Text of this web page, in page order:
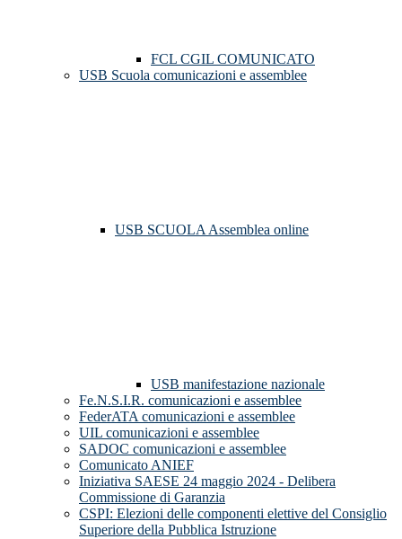
FCL CGIL COMUNICATO
USB Scuola comunicazioni e assemblee
USB SCUOLA Assemblea online
USB manifestazione nazionale
Fe.N.S.I.R. comunicazioni e assemblee
FederATA comunicazioni e assemblee
UIL comunicazioni e assemblee
SADOC comunicazioni e assemblee
Comunicato ANIEF
Iniziativa SAESE 24 maggio 2024 - Delibera
Commissione di Garanzia
CSPI: Elezioni delle componenti elettive del Consiglio
Superiore della Pubblica Istruzione